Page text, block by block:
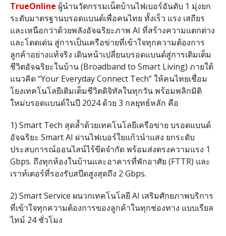
TrueOnline ผู้นำนวัตกรรมเน็ตบ้านไฟเบอร์อันดับ 1 มุ่งยก
ระดับมาตรฐานบรอดแบนด์เพื่อคนไทย ทั้งเร็ว แรง เสถียร
และเหนือกว่าด้วยพลังอัจฉริยะภาพ AI ที่สร้างความแตกต่าง
และโดดเด่น สู่การเป็นเครือข่ายที่เข้าใจทุกความต้องการ
ลูกค้าอย่างแท้จริง เดินหน้าเปลี่ยนบรอดแบนด์สู่การเติมเต็ม
ชีวิตอัจฉริยะในบ้าน(Broadband to Smart Living) ภายใต้
แนวคิด“Your Everyday Connect Tech”ให้คนไทยเชื่อม
โยงเทคโนโลยีเติมเต็มชีวิตดิจิทัลในทุกวัน พร้อมพลิกมิติ
ใหม่บรอดแบนด์ในปี2024ด้วย 3 กลยุทธ์หลัก คือ
1) Smart Tech สุดล้ำด้วยเทคโนโลยีเครือข่าย บรอดแบนด์
อัจฉริยะ Smart AI ผ่านไฟเบอร์ใยแก้วนำแสง ยกระดับ
ประสบการณ์ออนไลน์ไร้ขีดจำกัด พร้อมส่งตรงความแรง 1
Gbps. ถึงทุกห้องในบ้านและอาคารที่พักอาศัย (FTTR) และ
เราท์เตอร์ที่รองรับสปีดสูงสุดถึง 2 Gbps.
2) Smart Service ผนวกเทคโนโลยี AI เสริมศักยภาพบริการ
ที่เข้าใจทุกความต้องการของลูกค้าในทุกช่องทาง แบบเรียล
ไทม์ 24ชั่วโมง